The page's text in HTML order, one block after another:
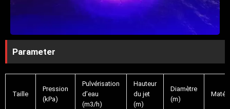
Parameter
Taille
Pression
(kPa)
Pulvérisation
d’eau
(m3/h)
Hauteur
du jet
(m)
Diamètre
(m)